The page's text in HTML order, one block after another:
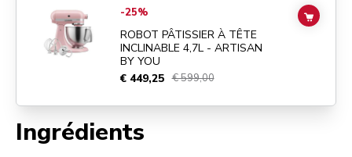
Ingrédients
Go toROBOT PÂTISSIER À TÊTE INCLINABLE 4,7L - ARTISAN BY
-25%
ROBOT PÂTISSIER À TÊTE
INCLINABLE 4,7L - ARTISAN
BY YOU
€ 449,25 € 599,00
ADD